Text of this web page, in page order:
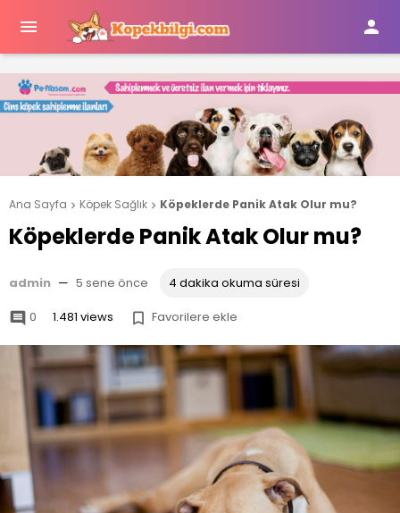
 
Ana Sayfa  Köpek Sağlık  Köpeklerde Panik Atak Olur mu?
Köpeklerde Panik Atak Olur mu?
admin — 5 sene önce 4 dakika okuma süresi
 0 1.481 views  Favorilere ekle